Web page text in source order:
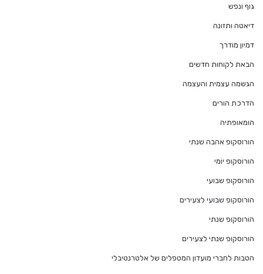
גוף ונפש
דיאטה ותזונה
דמיון מודרך
הבאת לקוחות חדשים
הגשמה עצמית והעצמה
הדרכת הורים
הומאופתיה
הורוסקופ אהבה שנתי
הורוסקופ יומי
הורוסקופ שבועי
הורוסקופ שבועי לצעירים
הורוסקופ שנתי
הורוסקופ שנתי לצעירים
הטבות לחברי מועדון המטפלים של אלטרנטיבלי